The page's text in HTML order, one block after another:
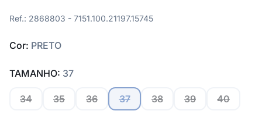
Ref.: 2868803 - 7151.100.21197.15745
Cor: PRETO
TAMANHO: 37
34 35 36 37 38 39 40